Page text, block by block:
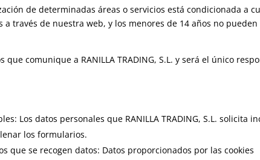
de determinadas áreas o servicios está condicionada a
través de nuestra web, y los menores de 14 años no
comunique a RANILLA TRADING, S.L. y será el único
Los datos personales que RANILLA TRADING, S.L. solicita
los formularios.
que se recogen datos: Datos proporcionados por las cookies